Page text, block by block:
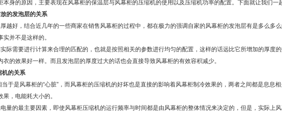
本身的原因，主要表现在风幕柜的保温层与风幕柜的压缩机的使用以及压缩机功率的配置。下面就让我
的发泡层的关系
好，结合近几年的一些商家在销售风幕柜的过程中，都在极力的强调自家的风幕柜的发泡层有是多么多
并不是这样的。
需要进行计算来合理的匹配的，也就是按照相关的参数进行均匀的配置，这样的话远比它所增加的厚度
衣的效果好一样。而且发泡层的厚度过大的话也会直接导致风幕柜的有效容积减少。
机的关系
是风幕柜的“心脏”，而风幕柜的压缩机的好坏也是直接的影响着风幕柜制冷效果的，两者之间都是息息
，电能耗大小的。
的最主要因素，即使风幕柜压缩机的运行频率与时间都是由风幕柜的整体情况来决定的，但是，实际上